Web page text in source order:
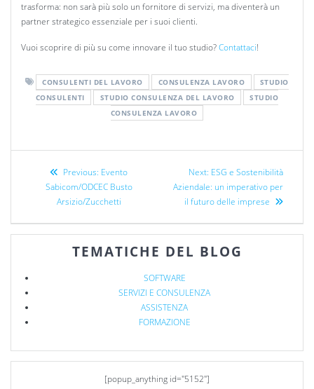
trasforma: non sarà più solo un fornitore di servizi, ma diventerà un
partner strategico essenziale per i suoi clienti.
Vuoi scoprire di più su come innovare il tuo studio?Contattaci!
CONSULENTI DEL LAVORO CONSULENZA LAVORO
STUDIO
CONSULENTI
STUDIO CONSULENZA DEL LAVORO
STUDIO
CONSULENZA LAVORO
Previous: Evento
Sabicom/ODCEC Busto
Arsizio/Zucchetti
Next: ESG e Sostenibilità
Aziendale: un imperativo per
il futuro delle imprese
TEMATICHE DEL BLOG
SOFTWARE
SERVIZI E CONSULENZA
ASSISTENZA
FORMAZIONE
[popup_anything id="5152"]